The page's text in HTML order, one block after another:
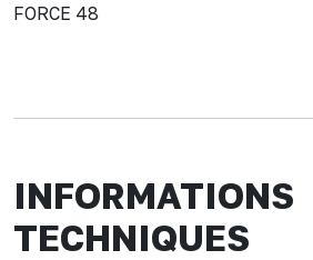
FORCE 48
INFORMATIONS
TECHNIQUES